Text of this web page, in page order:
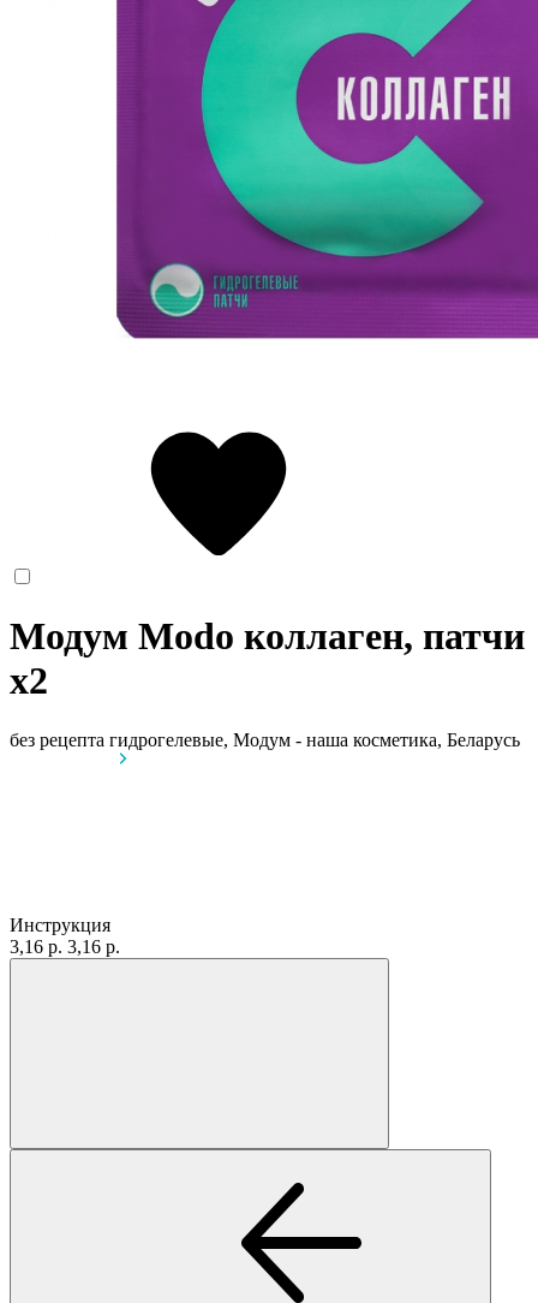
Модум Modo коллаген, патчи
x2
без рецепта гидрогелевые, Модум - наша косметика, Беларусь
Инструкция
3,16 р. 3,16 р.